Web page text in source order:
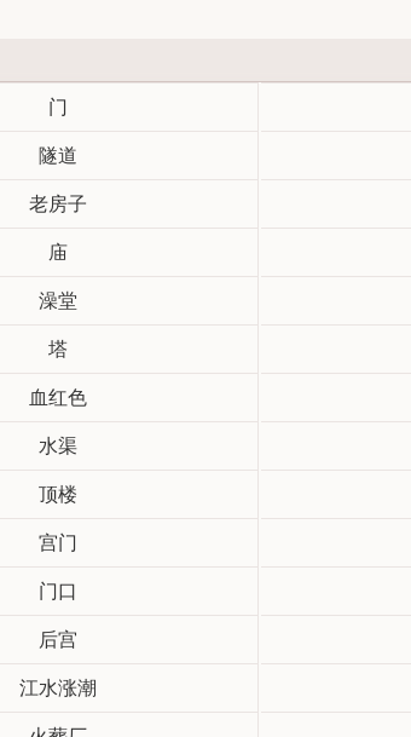
门
隧道
老房子
庙
澡堂
塔
血红色
水渠
顶楼
宫门
门口
后宫
江水涨潮